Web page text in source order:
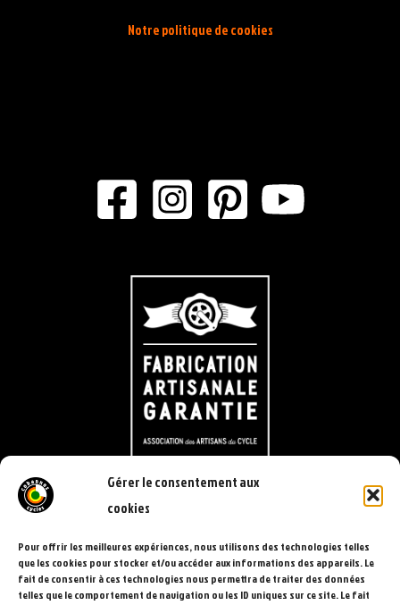
Gérer le consentement aux
cookies
Pour offrir les meilleures expériences, nous utilisons des technologies telles
que les cookies pour stocker et/ou accéder aux informations des appareils. Le
fait de consentir à ces technologies nous permettra de traiter des données
telles que le comportement de navigation ou les ID uniques sur ce site. Le fait
Notre politique de cookies